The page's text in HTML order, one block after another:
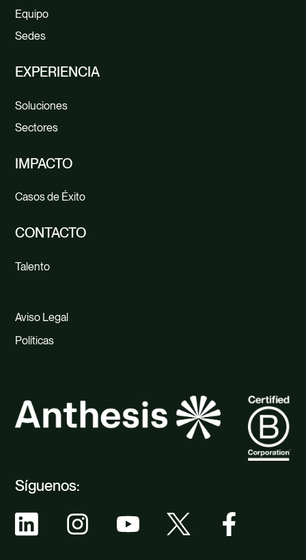
Síguenos:
Equipo
Sedes
EXPERIENCIA
Soluciones
Sectores
IMPACTO
Casos de Éxito
CONTACTO
Talento
Aviso Legal
Políticas